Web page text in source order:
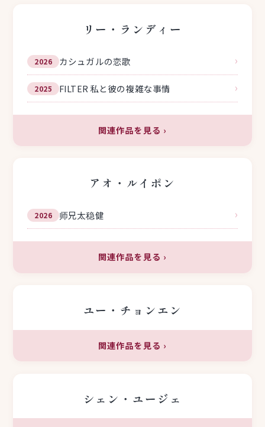
リー・ランディー
2026 カシュガルの恋歌 ›
2025 FILTER 私と彼の複雑な事情 ›
関連作品を見る ›
アオ・ルイポン
2026 师兄太稳健 ›
関連作品を見る ›
ユー・チョンエン
関連作品を見る ›
シェン・ユージェ